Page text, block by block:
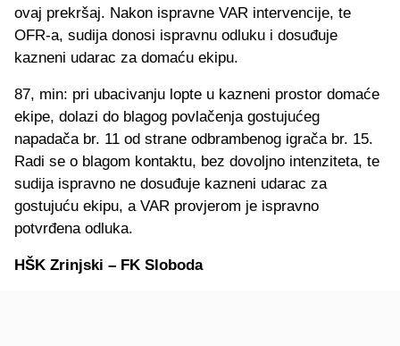
ovaj prekršaj. Nakon ispravne VAR intervencije, te
OFR-a, sudija donosi ispravnu odluku i dosuđuje
kazneni udarac za domaću ekipu.
87, min: pri ubacivanju lopte u kazneni prostor domaće
ekipe, dolazi do blagog povlačenja gostujućeg
napadača br. 11 od strane odbrambenog igrača br. 15.
Radi se o blagom kontaktu, bez dovoljno intenziteta, te
sudija ispravno ne dosuđuje kazneni udarac za
gostujuću ekipu, a VAR provjerom je ispravno
potvrđena odluka.
HŠK Zrinjski – FK Sloboda